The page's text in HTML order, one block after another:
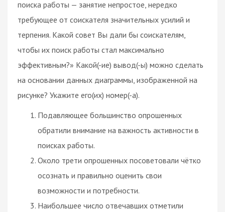
поиска работы — занятие непростое, нередко
требующее от соискателя значительных усилий и
терпения. Какой совет Вы дали бы соискателям,
чтобы их поиск работы стал максимально
эффективным?» Какой(-ие) вывод(-ы) можно сделать
на основании данных диаграммы, изображенной на
рисунке? Укажите его(их) номер(-а).
Подавляющее большинство опрошенных
обратили внимание на важность активности в
поисках работы.
Около трети опрошенных посоветовали чётко
осознать и правильно оценить свои
возможности и потребности.
Наибольшее число отвечавших отметили